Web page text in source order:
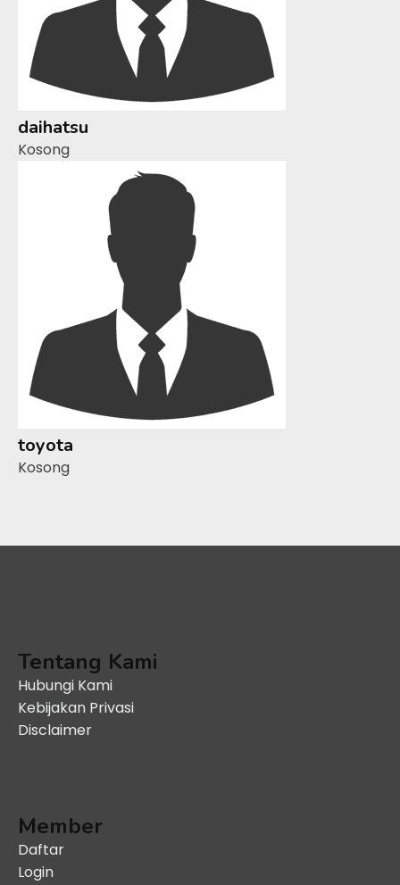
daihatsu
Kosong
toyota
Kosong
Tentang Kami
Hubungi Kami
Kebijakan Privasi
Disclaimer
Member
Daftar
Login